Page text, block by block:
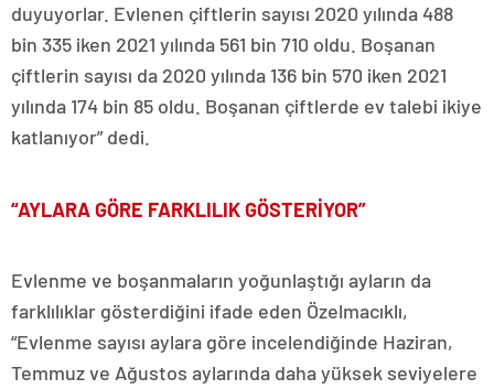
duyuyorlar. Evlenen çiftlerin sayısı 2020 yılında 488
bin 335 iken 2021 yılında 561 bin 710 oldu. Boşanan
çiftlerin sayısı da 2020 yılında 136 bin 570 iken 2021
yılında 174 bin 85 oldu. Boşanan çiftlerde ev talebi ikiye
katlanıyor” dedi.
“AYLARA GÖRE FARKLILIK GÖSTERİYOR”
Evlenme ve boşanmaların yoğunlaştığı ayların da
farklılıklar gösterdiğini ifade eden Özelmacıklı,
“Evlenme sayısı aylara göre incelendiğinde Haziran,
Temmuz ve Ağustos aylarında daha yüksek seviyelere